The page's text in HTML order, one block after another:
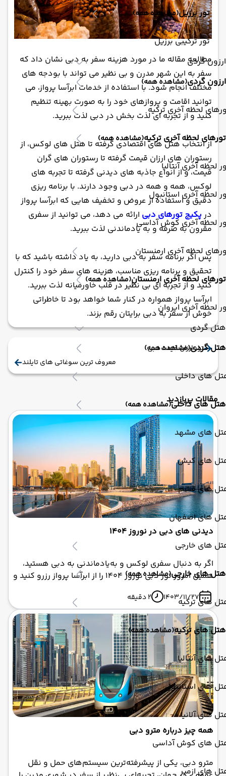
تور برزیل(مشاهده همه)
تور ترکیبی برزیل
ارزون گردی
ارزون گردی(مشاهده همه)
لحظه آخری ترکیه
تورهای لحظه آخری ترکیه(مشاهده همه)
لحظه آخری آنتالیا
لحظه آخری استانبول
لحظه آخری کوش آداسی
لحظه آخری ارمنستان
تورهای لحظه آخری ارمنستان(مشاهده همه)
لحظه آخری ایروان
هتل گردی
هتل گردی(مشاهده همه)
های داخلی
هتل های داخلی(مشاهده همه)
های مشهد
های کیش
های قشم
های اصفهان
های خارجی
هتل های خارجی(مشاهده همه)
های ترکیه
هتل های ترکیه(مشاهده همه)
های آنتالیا
های استانبول
های آلانیا
های کوش آداسی
های ازمیر
مطالعه مقاله ما در مورد هزینه سفر به دبی نشان داد که
سفر به این شهر مدرن و بی نظیر می تواند با بودجه های
مختلف انجام شود. با استفاده از خدمات ابرآسا پرواز، می
توانید اقامت و پروازهای خود را به صورت بهینه تنظیم
کنید و از تجربه ای لذت بخش در دبی لذت ببرید.
از انتخاب هتل های اقتصادی گرفته تا هتل های لوکس، از
رستوران های ارزان قیمت گرفته تا رستوران های گران
قیمت، و از انواع جاذبه های دیدنی گرفته تا تجربه های
لوکس، همه و همه در دبی وجود دارند. با برنامه ریزی
دقیق و استفاده از عروض و تخفیف هایی که ابرآسا پرواز
درپکیج تورهای دبی ارائه می دهد، می توانید از سفری
مقرون به صرفه و به یادماندنی لذت ببرید.
پس اگر برنامه سفر به دبی دارید، به یاد داشته باشید که با
تحقیق و برنامه ریزی مناسب، هزینه های سفر خود را کنترل
کنید و از تجربه ای بی نظیر در قلب خاورمیانه لذت ببرید.
ابرآسا پرواز همواره در کنار شما خواهد بود تا خاطراتی
خوش از سفر به دبی برایتان رقم بزند.
تور ارزان قیمت دبی
معروف ترین سوغاتی های تایلند
مقالات پربازدید
دیدنی های دبی در نوروز 1404
اگر به دنبال سفری لوکس و به‌یادماندنی به دبی هستید،
همین امروز تور دبی نوروز 1404 را از ابرآسا پرواز رزرو کنید و
تعطیلاتی رویایی را تجربه نمایید.
1403/11/27 2 دقیقه
همه چیز درباره مترو دبی
مترو دبی، یکی از پیشرفته‌ترین سیستم‌های حمل و نقل